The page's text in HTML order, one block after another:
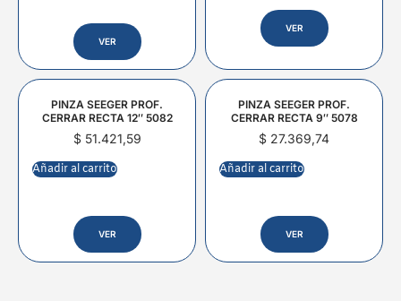
VER
VER
PINZA SEEGER PROF.
CERRAR RECTA 12″ 5082
$51.421,59
Añadir al carrito
VER
PINZA SEEGER PROF.
CERRAR RECTA 9″ 5078
$ 27.369,74
Añadir al carrito
VER